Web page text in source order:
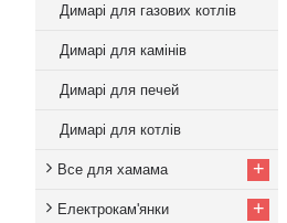
Димарі для газових котлів
Димарі для камінів
Димарі для печей
Димарі для котлів
Все для хамама +
Електрокам'янки +